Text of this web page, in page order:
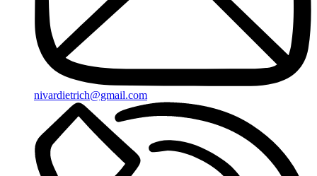
nivardietrich@gmail.com